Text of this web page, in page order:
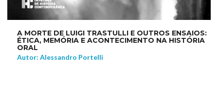
A MORTE DE LUIGI TRASTULLI E OUTROS ENSAIOS:
ÉTICA, MEMÓRIA E ACONTECIMENTO NA HISTÓRIA
ORAL
Autor: Alessandro Portelli